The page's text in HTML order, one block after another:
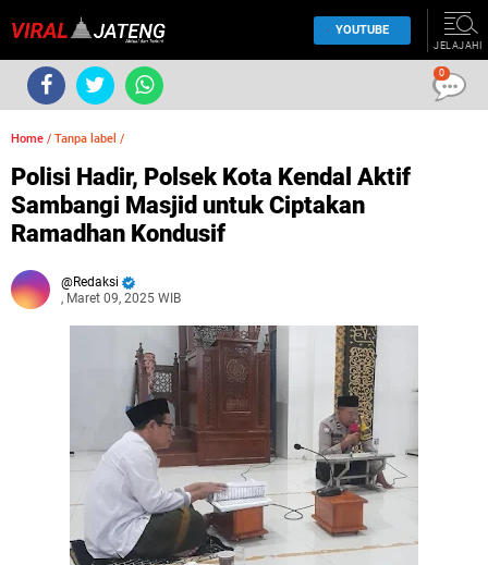
YOUTUBE
JELAJAHI
Home / Tanpa label /
Polisi Hadir, Polsek Kota Kendal Aktif
Sambangi Masjid untuk Ciptakan
Ramadhan Kondusif
Redaksi
, Maret 09, 2025 WIB
0